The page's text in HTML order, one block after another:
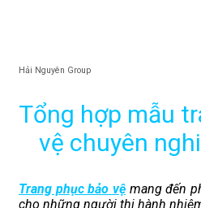
Hải Nguyên Group
Tổng hợp mẫu
vệ chuyên
Trang phục bảo vệ mang đến
cho những người thi hành